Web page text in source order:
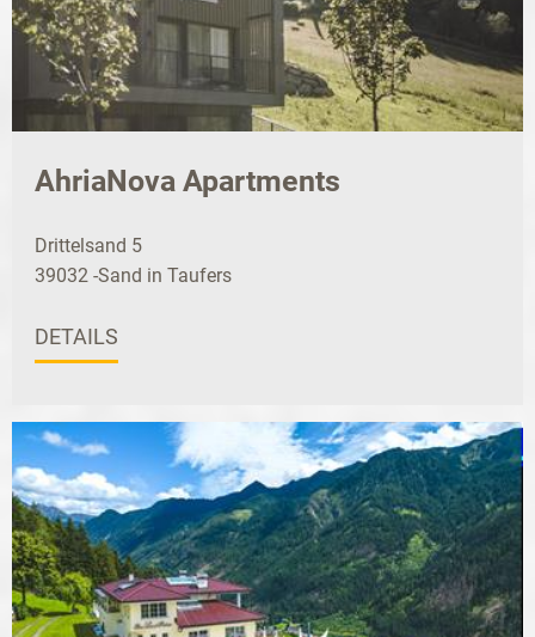
AhriaNova Apartments
Drittelsand 5
39032 -Sand in Taufers
DETAILS